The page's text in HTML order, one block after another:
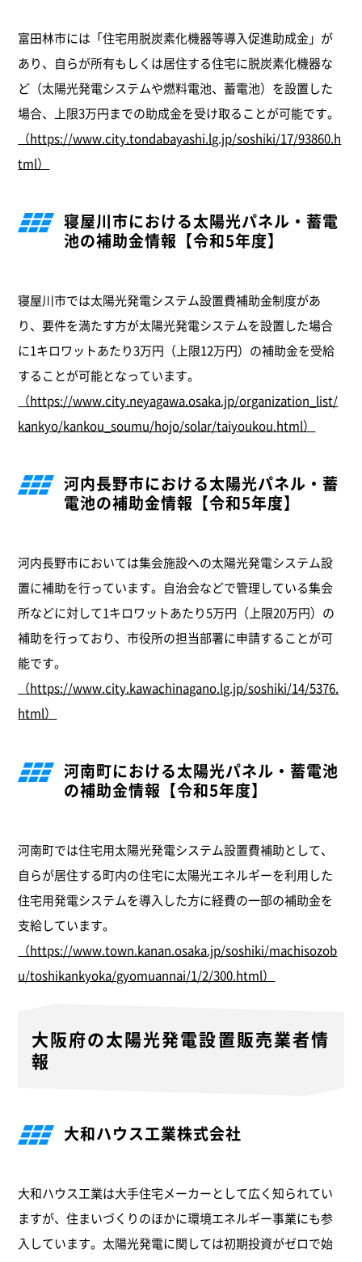
富田林市には「住宅用脱炭素化機器等導入促進助成金」が
あり、自らが所有もしくは居住する住宅に脱炭素化機器な
ど（太陽光発電システムや燃料電池、蓄電池）を設置した
場合、上限3万円までの助成金を受け取ることが可能です。
（https://www.city.tondabayashi.lg.jp/soshiki/17/93860.h
tml）
寝屋川市における太陽光パネル・蓄電
池の補助金情報【令和5年度】
寝屋川市では太陽光発電システム設置費補助金制度があ
り、要件を満たす方が太陽光発電システムを設置した場合
に1キロワットあたり3万円（上限12万円）の補助金を受給
することが可能となっています。
（https://www.city.neyagawa.osaka.jp/organization_list/
kankyo/kankou_soumu/hojo/solar/taiyoukou.html）
河内長野市における太陽光パネル・蓄
電池の補助金情報【令和5年度】
河内長野市においては集会施設への太陽光発電システム設
置に補助を行っています。自治会などで管理している集会
所などに対して1キロワットあたり5万円（上限20万円）の
補助を行っており、市役所の担当部署に申請することが可
能です。
（https://www.city.kawachinagano.lg.jp/soshiki/14/5376.
html）
河南町における太陽光パネル・蓄電池
の補助金情報【令和5年度】
河南町では住宅用太陽光発電システム設置費補助として、
自らが居住する町内の住宅に太陽光エネルギーを利用した
住宅用発電システムを導入した方に経費の一部の補助金を
支給しています。
（https://www.town.kanan.osaka.jp/soshiki/machisozob
u/toshikankyoka/gyomuannai/1/2/300.html）
大阪府の太陽光発電設置販売業者情
報
大和ハウス工業株式会社
大和ハウス工業は大手住宅メーカーとして広く知られてい
ますが、住まいづくりのほかに環境エネルギー事業にも参
入しています。太陽光発電に関しては初期投資がゼロで始